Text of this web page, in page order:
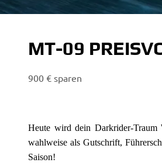
MT-09
900 € sparen
Heute wird dein Darkrider-
wahlweise als Gutschrift,
Saison!